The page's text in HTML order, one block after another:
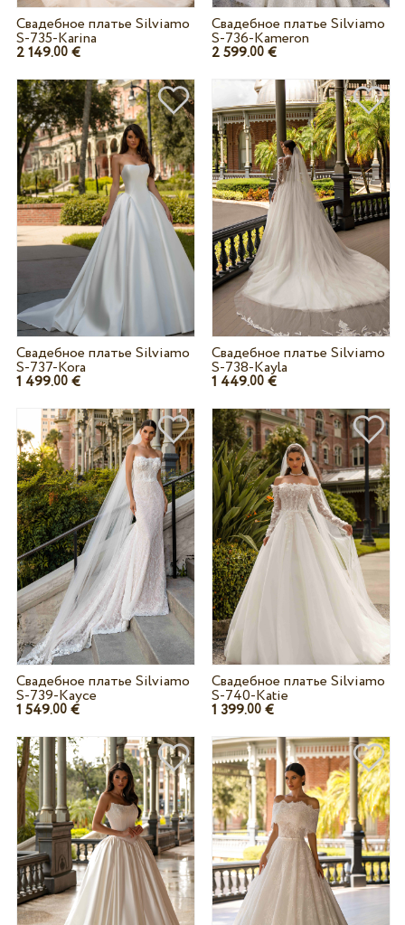
Свадебное платье Silviamo
S-735-Karina
2 149.00€
Свадебное платье Silviamo
S-736-Kameron
2 599.00 €
Свадебное платье Silviamo
S-737-Kora
1 499.00€
Свадебное платье Silviamo
S-738-Kayla
1 449.00 €
Свадебное платье Silviamo
S-739-Kayce
1 549.00€
Свадебное платье Silviamo
S-740-Katie
1 399.00 €